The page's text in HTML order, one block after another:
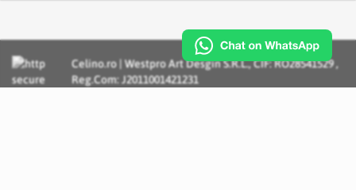
Celino.ro | Westpro Art Desgin S.R.L., CIF: RO28541529 ,
Reg.Com: J2011001421231